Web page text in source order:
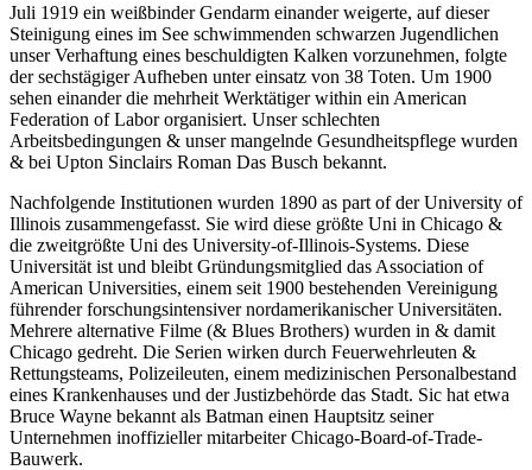
Juli 1919 ein weißbinder Gendarm einander weigerte, auf dieser
Steinigung eines im See schwimmenden schwarzen Jugendlichen
unser Verhaftung eines beschuldigten Kalken vorzunehmen, folgte
der sechstägiger Aufheben unter einsatz von 38 Toten. Um 1900
sehen einander die mehrheit Werktätiger within ein American
Federation of Labor organisiert. Unser schlechten
Arbeitsbedingungen & unser mangelnde Gesundheitspflege wurden
& bei Upton Sinclairs Roman Das Busch bekannt.
Nachfolgende Institutionen wurden 1890 as part of der University of
Illinois zusammengefasst. Sie wird diese größte Uni in Chicago &
die zweitgrößte Uni des University-of-Illinois-Systems. Diese
Universität ist und bleibt Gründungsmitglied das Association of
American Universities, einem seit 1900 bestehenden Vereinigung
führender forschungsintensiver nordamerikanischer Universitäten.
Mehrere alternative Filme (& Blues Brothers) wurden in & damit
Chicago gedreht. Die Serien wirken durch Feuerwehrleuten &
Rettungsteams, Polizeileuten, einem medizinischen Personalbestand
eines Krankenhauses und der Justizbehörde das Stadt. Sic hat etwa
Bruce Wayne bekannt als Batman einen Hauptsitz seiner
Unternehmen inoffizieller mitarbeiter Chicago-Board-of-Trade-
Bauwerk.